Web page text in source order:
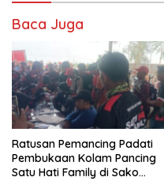
Baca Juga
Ratusan Pemancing Padati
Pembukaan Kolam Pancing
Satu Hati Family di Sako